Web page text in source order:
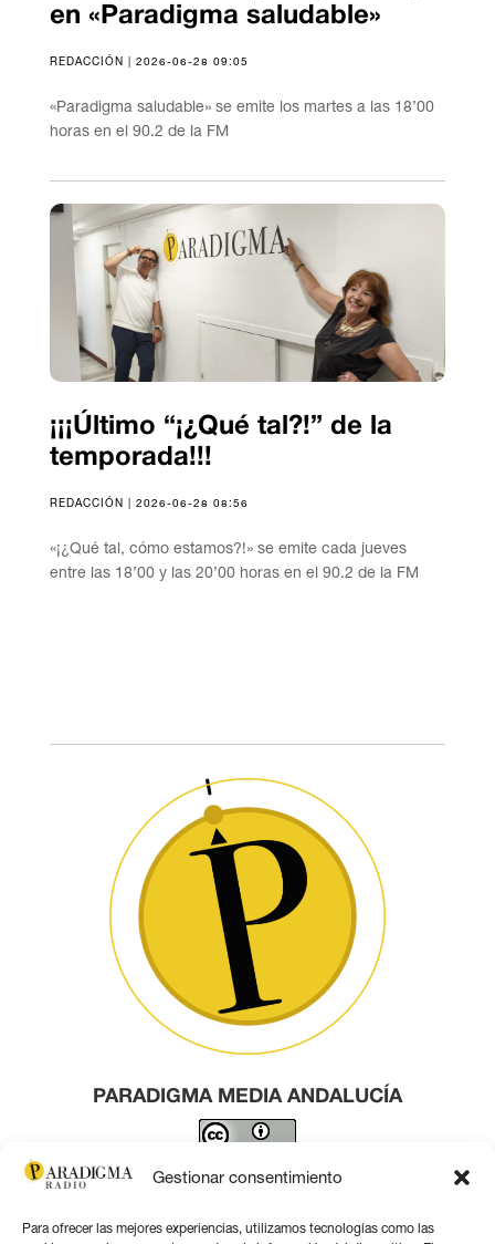
Gestionar consentimiento
Para ofrecer las mejores experiencias, utilizamos tecnologías como las
en «Paradigma saludable»
REDACCIÓN | 2026-06-28 09:05
«Paradigma saludable» se emite los martes a las 18’00
horas en el 90.2 de la FM
¡¡¡Último “¡¿Qué tal?!” de la
temporada!!!
REDACCIÓN | 2026-06-28 08:56
«¡¿Qué tal, cómo estamos?!» se emite cada jueves
entre las 18’00 y las 20’00 horas en el 90.2 de la FM
PARADIGMA MEDIA ANDALUCÍA
Este obra está bajo una licencia de Creative Commons